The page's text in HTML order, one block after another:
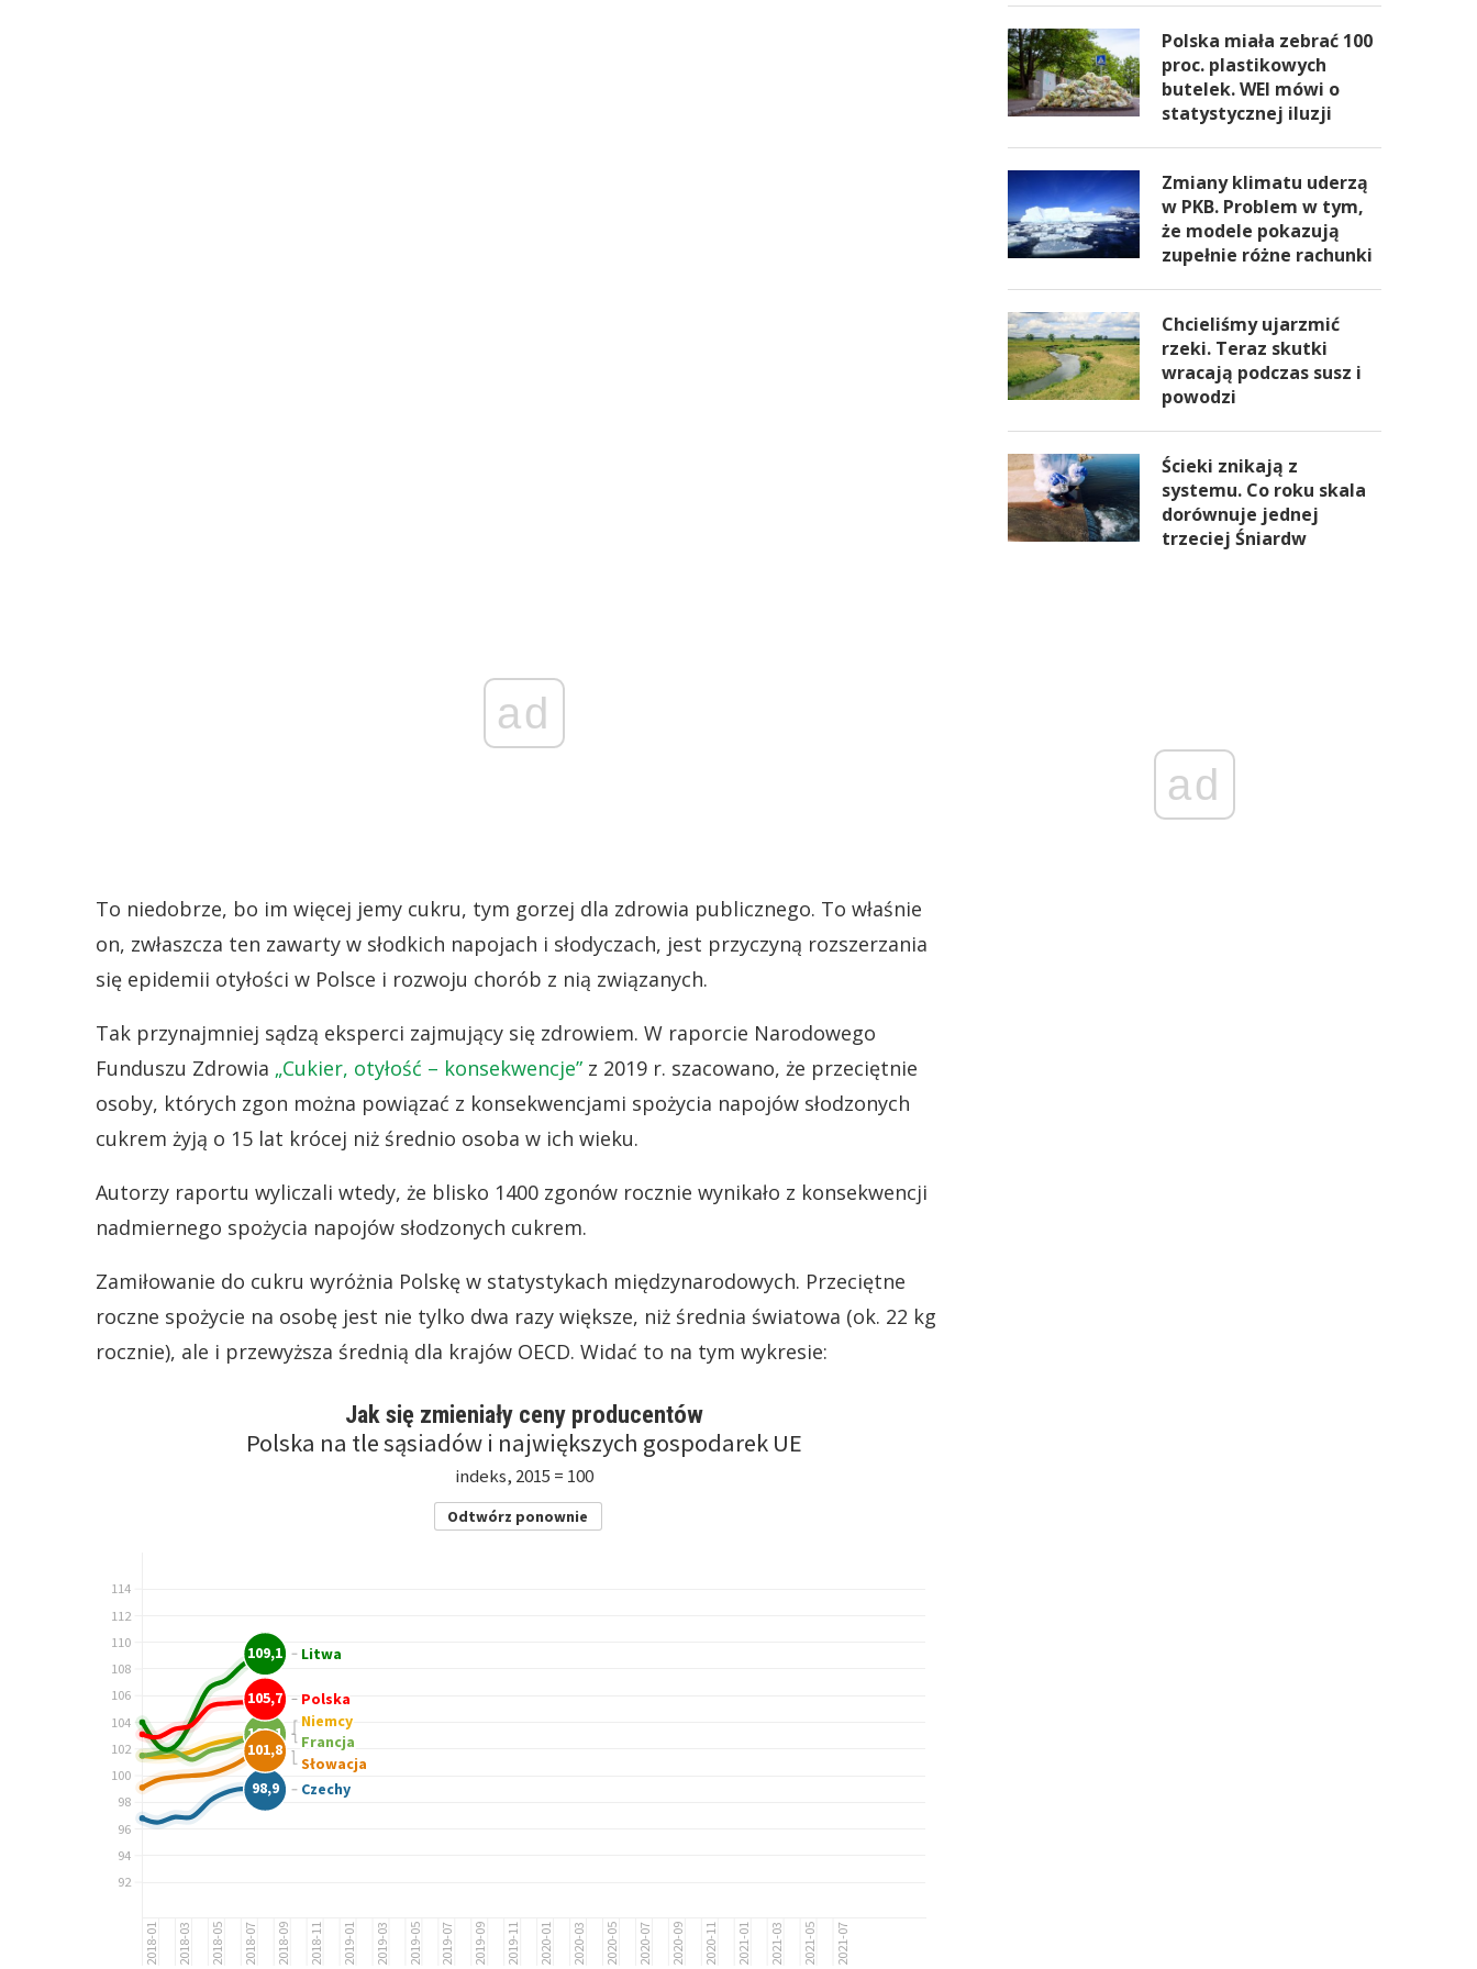
ad
To niedobrze, bo im więcej jemy cukru, tym gorzej dla zdrowia publicznego. To właśnie
on, zwłaszcza ten zawarty w słodkich napojach i słodyczach, jest przyczyną rozszerzania
się epidemii otyłości w Polsce i rozwoju chorób z nią związanych.
Tak przynajmniej sądzą eksperci zajmujący się zdrowiem. W raporcie Narodowego
Funduszu Zdrowia „Cukier, otyłość – konsekwencje” z 2019 r. szacowano, że przeciętnie
osoby, których zgon można powiązać z konsekwencjami spożycia napojów słodzonych
cukrem żyją o 15 lat krócej niż średnio osoba w ich wieku.
Autorzy raportu wyliczali wtedy, że blisko 1400 zgonów rocznie wynikało z konsekwencji
nadmiernego spożycia napojów słodzonych cukrem.
Zamiłowanie do cukru wyróżnia Polskę w statystykach międzynarodowych. Przeciętne
roczne spożycie na osobę jest nie tylko dwa razy większe, niż średnia światowa (ok. 22 kg
rocznie), ale i przewyższa średnią dla krajów OECD. Widać to na tym wykresie:
Polska miała zebrać 100
proc. plastikowych
butelek. WEI mówi o
statystycznej iluzji
Zmiany klimatu uderzą
w PKB. Problem w tym,
że modele pokazują
zupełnie różne rachunki
Chcieliśmy ujarzmić
rzeki. Teraz skutki
wracają podczas susz i
powodzi
Ścieki znikają z
systemu. Co roku skala
dorównuje jednej
trzeciej Śniardw
ad